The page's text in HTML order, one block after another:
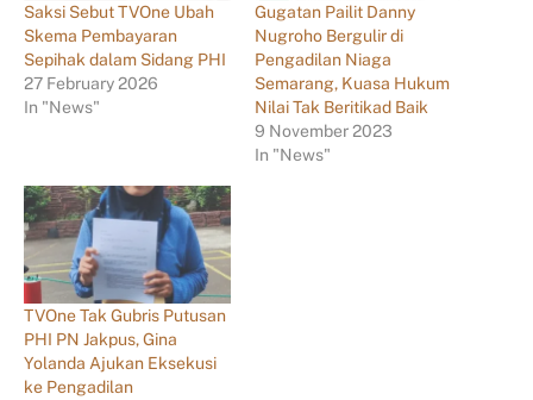
Saksi Sebut TVOne Ubah
Skema Pembayaran
Sepihak dalam Sidang PHI
27 February 2026
In "News"
Gugatan Pailit Danny
Nugroho Bergulir di
Pengadilan Niaga
Semarang, Kuasa Hukum
Nilai Tak Beritikad Baik
9 November 2023
In "News"
TVOne Tak Gubris Putusan
PHI PN Jakpus, Gina
Yolanda Ajukan Eksekusi
ke Pengadilan